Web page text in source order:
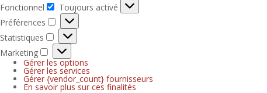
Fonctionnel
Toujours activé
Préférences
Statistiques
Marketing
Gérer les options
Gérer les services
Gérer {vendor_count} fournisseurs
En savoir plus sur ces finalités